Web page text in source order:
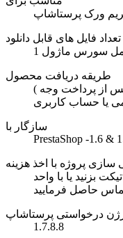
ورک پرستاشاپ
تعداد فایل های قابل دانلود
سورس ماژول
طریقه دریافت محصول
( آنی پس از پرداخت وجه ) قابل دانلود از طریق ایمیل ثبت
یا حساب کاربری
سازگار با
PrestaShop -1.6 &
پروژه با اخذ هزینه
بزنید یا با واحد
درخواستی پرستاشاپ
1.7.8.8